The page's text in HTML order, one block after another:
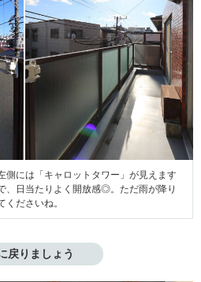
側には「キャロットタワー」が見えます
、日当たりよく開放感◎。ただ雨が降り
ださいね。
戻りましょう